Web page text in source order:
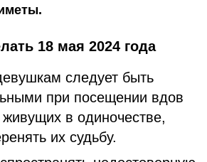
18 мая 2024 года
следует быть
при посещении вдов
в одиночестве,
их судьбу.